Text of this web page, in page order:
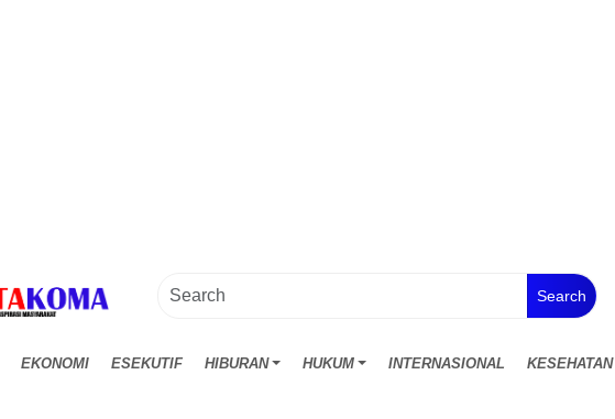
Search
EKONOMI ESEKUTIF HIBURAN HUKUM INTERNASIONAL KESEHATAN